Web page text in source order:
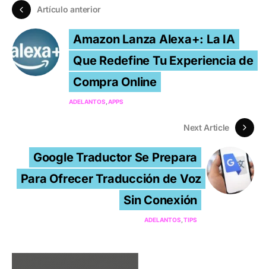
Artículo anterior
Amazon Lanza Alexa+: La IA
Que Redefine Tu Experiencia de
Compra Online
ADELANTOS APPS
Next Article
Google Traductor Se Prepara
Para Ofrecer Traducción de Voz
Sin Conexión
ADELANTOS TIPS